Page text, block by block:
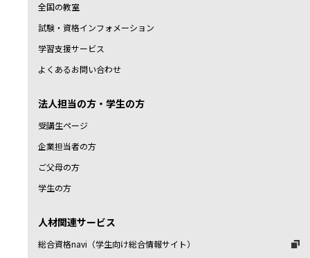
全国の教室
試験・資格インフォメーション
学習支援サービス
よくあるお問い合わせ
法人担当の方・学生の方
受講生ページ
企業担当者の方
ご父母の方
学生の方
人材関連サービス
総合資格navi（学生向け総合情報サイト）